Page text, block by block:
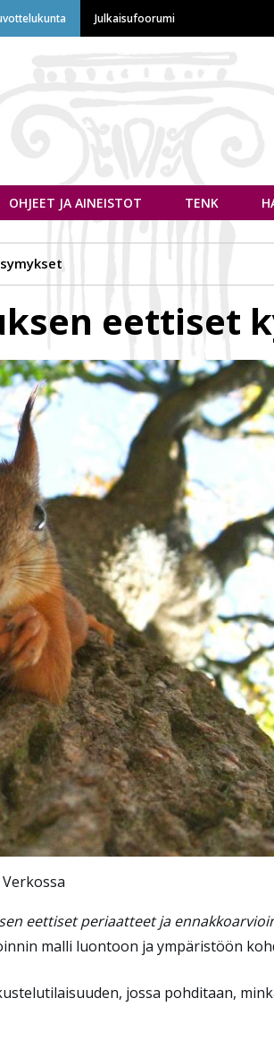
Julkaisufoorumi
OHJEET JA AINEISTOT TENK
eettiset
Verkossa
eettiset periaatteet ja
malli luontoon ja ympäristöön
jossa pohditaan,